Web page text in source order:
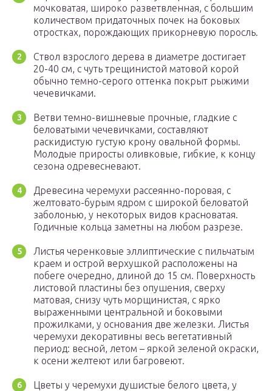
мочковатая, широко разветвленная, с большим
количеством придаточных почек на боковых
отростках, порождающих прикорневую поросль.
Ствол взрослого дерева в диаметре достигает
20-40 см, с чуть трещинистой матовой корой
обычно темно-серого оттенка покрыт рыжими
чечевичками.
Ветви темно-вишневые прочные, гладкие с
беловатыми чечевичками, составляют
раскидистую густую крону овальной формы.
Молодые приросты оливковые, гибкие, к концу
сезона одревесневают.
Древесина черемухи рассеянно-поровая, с
желтовато-бурым ядром с широкой беловатой
заболонью, у некоторых видов красноватая.
Годичные кольца заметны на любом разрезе.
Листья черенковые эллиптические с пильчатым
краем и острой верхушкой расположены на
побеге очередно, длиной до 15 см. Поверхность
листовой пластины без опушения, сверху
матовая, снизу чуть морщинистая, с ярко
выраженными центральной и боковыми
прожилками, у основания две железки. Листья
черемухи декоративны весь вегетативный
период: весной, летом – яркой зеленой окраски,
к осени желтеют или багровеют.
Цветы у черемухи душистые белого цвета, у